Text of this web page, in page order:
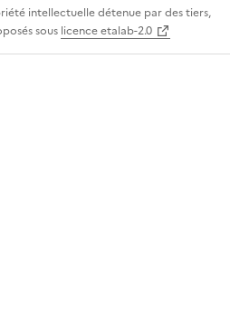
intellectuelle détenue par des tiers,
sous licence etalab-2.0